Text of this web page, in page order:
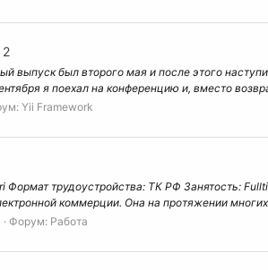
2
выпуск был второго мая и после этого
я поехал на конференцию и, вместо
Yii Framework
трудоустройства: ТК РФ Занятость:
коммерции. Она на протяжении
Форум: Работа